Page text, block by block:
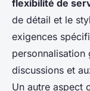
flexibilité de
de détail et le
exigences
personnalisation
discussions et
Un autre aspect